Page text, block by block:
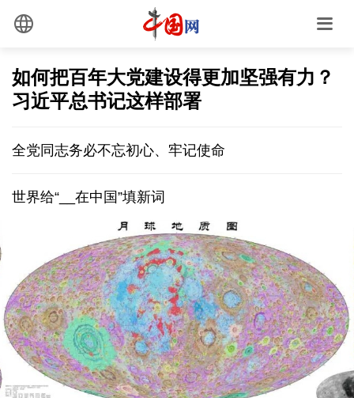
如何把百年大党建设得更加坚强有力？
习近平总书记这样部署
全党同志务必不忘初心、牢记使命
世界给“__在中国”填新词